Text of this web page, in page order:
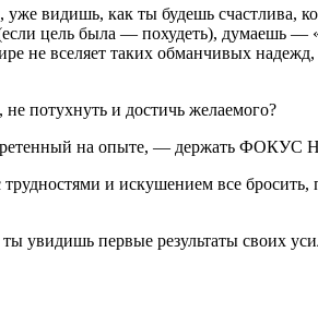
уже видишь, как ты будешь счастлива,
цель была — похудеть), думаешь —
не вселяет таких обманчивых
потухнуть и достичь желаемого?
на опыте, — держать ФОКУС
трудностями и искушением все
увидишь первые результаты своих